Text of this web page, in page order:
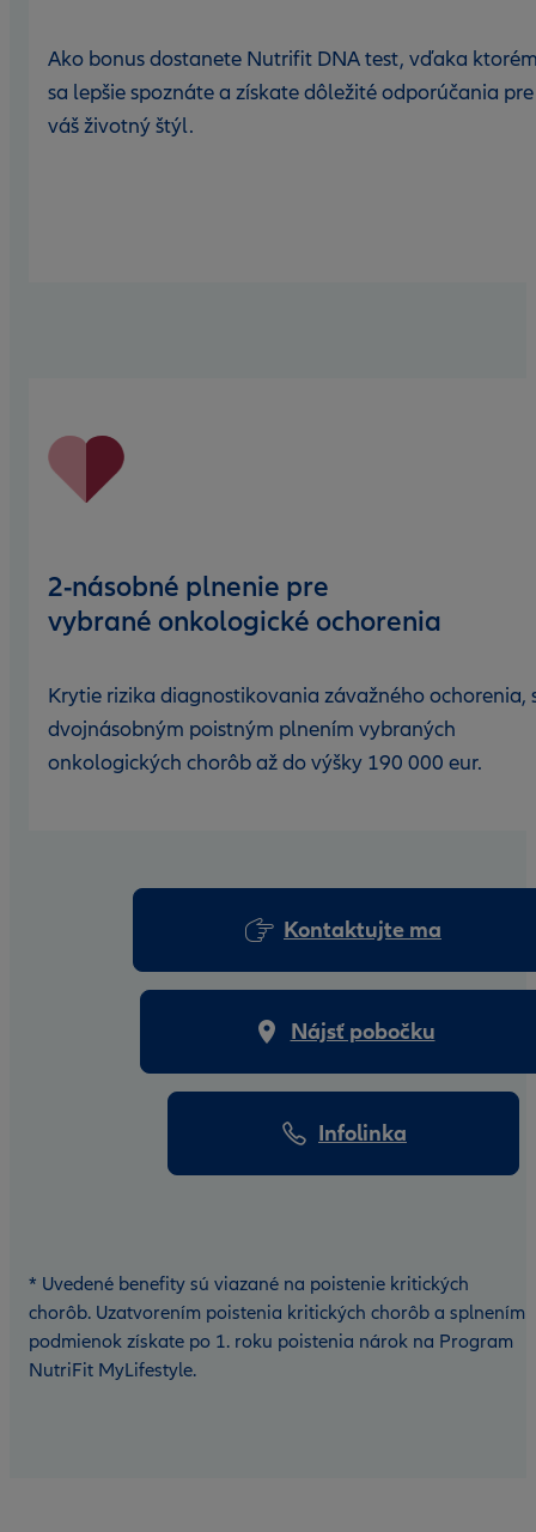
Ako bonus dostanete Nutrifit DNA test, vďaka
sa lepšie spoznáte a získate dôležité odporúčania pre
váš životný štýl.
2-násobné plnenie pre
vybrané onkologické ochorenia
Krytie rizika diagnostikovania závažného ochorenia,
dvojnásobným poistným plnením vybraných
onkologických chorôb až do výšky 190 000 eur.
Kontaktujte ma
Nájsť pobočku
Infolinka
* Uvedené benefity sú viazané na poistenie kritických
chorôb. Uzatvorením poistenia kritických chorôb a splnením
podmienok získate po 1. roku poistenia nárok na Program
NutriFit MyLifestyle.